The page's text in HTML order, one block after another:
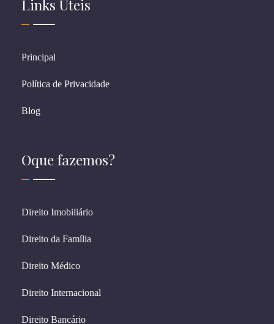
Links Úteis
Principal
Política de Privacidade
Blog
Oque fazemos?
Direito Imobiliário
Direito da Família
Direito Médico
Direito Internacional
Direito Bancário